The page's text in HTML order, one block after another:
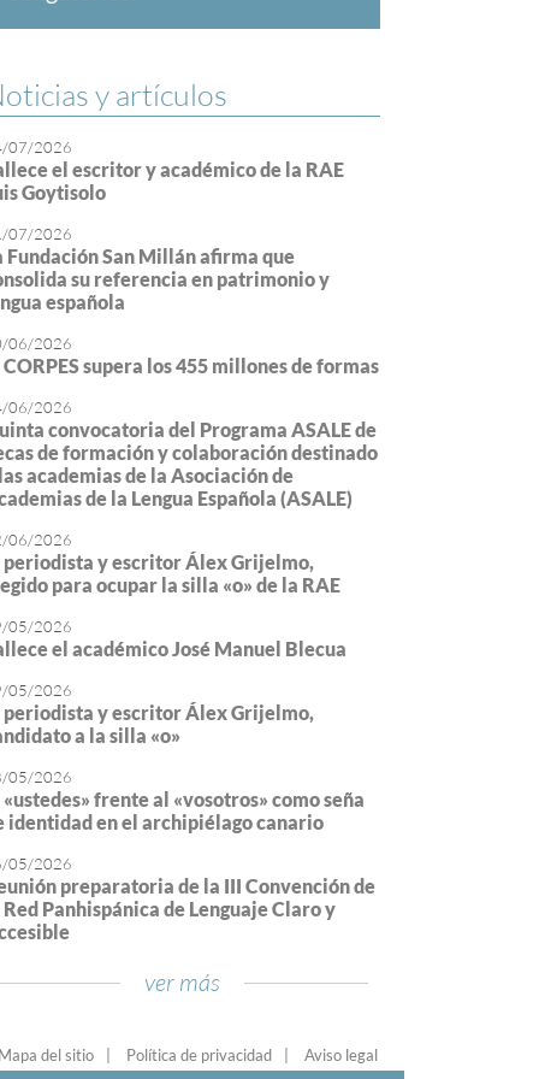
y artículos
07/2026
el escritor y académico de la RAE
Goytisolo
07/2026
Fundación San Millán afirma que
su referencia en patrimonio y
española
06/2026
CORPES supera los 455 millones de formas
06/2026
convocatoria del Programa ASALE de
de formación y colaboración destinado
academias de la Asociación de
de la Lengua Española (ASALE)
06/2026
periodista y escritor Álex Grijelmo,
para ocupar la silla «o» de la RAE
05/2026
el académico José Manuel Blecua
05/2026
periodista y escritor Álex Grijelmo,
a la silla «o»
05/2026
«ustedes» frente al «vosotros» como seña
identidad en el archipiélago canario
05/2026
preparatoria de la III Convención de
Red Panhispánica de Lenguaje Claro y
ver más
Mapa del sitio Política de privacidad Aviso legal